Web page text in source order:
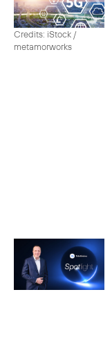
Credits: iStock /
metamorworks